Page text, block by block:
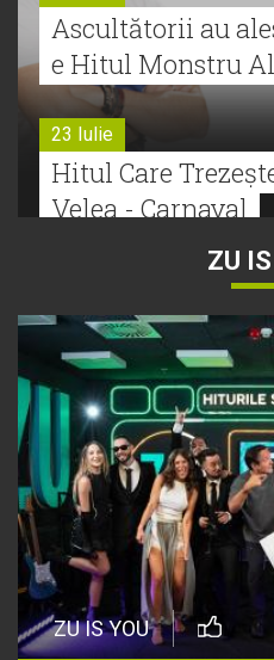
Ascultătorii au
e Hitul Monstru
23 Iulie
Hitul Care
Velea - Carnaval
Bătălie strânsă
Verii: Cabron
21 Iulie
Dă volumul mai
cu Hitul Monstru
20 Iulie
Episod nou |
Christian Thomson
ZU
ZU IS YOU